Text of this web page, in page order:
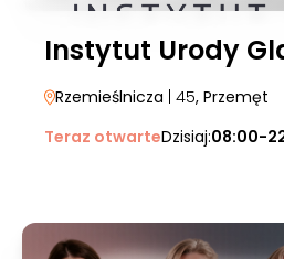
Instytut Urody
Rzemieślnicza | 45, Przemęt
Teraz otwarteDzisiaj:08:00-